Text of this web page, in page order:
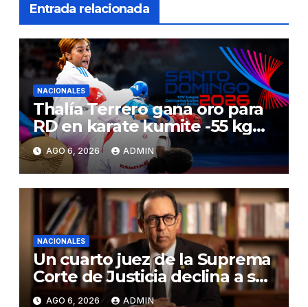
Entrada relacionada
NACIONALES
Thalía Terrero gana oro para
RD en karate kumite -55 kg
en Santo Domingo 2026
AGO 6, 2026 ADMIN
NACIONALES
Un cuarto juez de la Suprema
Corte de Justicia declina a ser
evaluado por el CNM
AGO 6, 2026 ADMIN